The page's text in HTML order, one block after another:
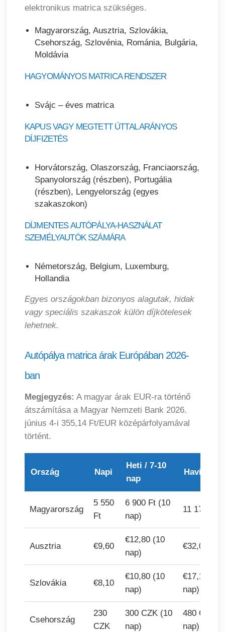
elektronikus matrica szükséges.
Magyarország, Ausztria, Szlovákia,
Csehország, Szlovénia, Románia, Bulgária,
Moldávia
HAGYOMÁNYOS MATRICA RENDSZER
Svájc – éves matrica
KAPUS VAGY MEGTETT ÚTTAL ARÁNYOS
DÍJFIZETÉS
Horvátország, Olaszország, Franciaország,
Spanyolország (részben), Portugália
(részben), Lengyelország (egyes
szakaszokon)
DÍJMENTES AUTÓPÁLYA-HASZNÁLAT
SZEMÉLYAUTÓK SZÁMÁRA
Németország, Belgium, Luxemburg,
Hollandia
Egyes országokban bizonyos alagutak, hidak
vagy speciális szakaszok külön díjkötelesek
lehetnek.
Autópálya matrica árak Európában 2026-
ban
Megjegyzés: A magyar árak EUR-ra történő
átszámítása a Magyar Nemzeti Bank 2026.
június 4-i 355,14 Ft/EUR középárfolyamával
történt.
Ország Napi
Heti / 7-10
nap
Havi
Magyarország
5 550
Ft
6 900 Ft (10
nap)
11 170 Ft
Ausztria €9,60
€12,80 (10
nap)
€32,00
Szlovákia €8,10
€10,80 (10
nap)
€17,10 (30
nap)
Csehország
230
CZK
300 CZK (10
nap)
480 CZK
nap)